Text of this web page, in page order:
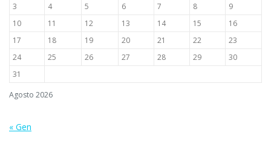
Agosto 2026
3
4 5 6 7 8
9
10
11 12 13 14 15
16
17
18 19 20 21 22
23
24
25 26 27 28 29
30
31
« Gen